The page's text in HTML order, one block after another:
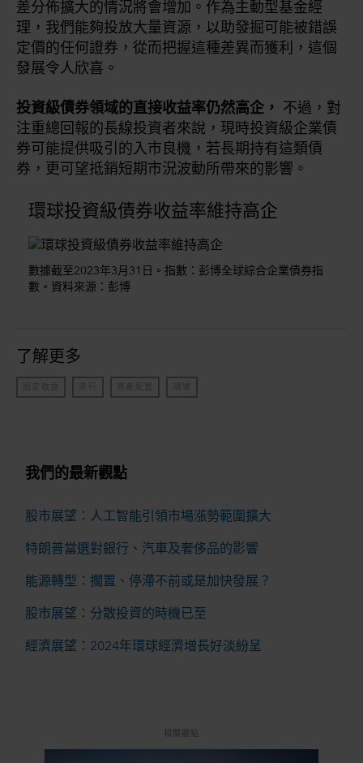
差分佈擴大的情況將會增加。作為主動型基金經
理，我們能夠投放大量資源，以助發掘可能被錯誤
定價的任何證券，從而把握這種差異而獲利，這個
發展令人欣喜。
投資級債券領域的直接收益率仍然高企，
不過，對
注重總回報的長線投資者來說，現時投資級企業債
券可能提供吸引的入市良機，若長期持有這類債
券，更可望抵銷短期市況波動所帶來的影響。
環球投資級債券收益率維持高企
數據截至2023年3月31日。指數：彭博全球綜合企業債券指
數。資料來源：彭博
了解更多
固定收益 央行
我們的最新觀點
股市展望：人工智能引領市場漲勢範圍擴大
特朗普當選對銀行、汽車及奢侈品的影響
能源轉型：擱置、停滯不前或是加快發展？
股市展望：分散投資的時機已至
經濟展望：2024年環球經濟增長好淡紛呈
相關觀點